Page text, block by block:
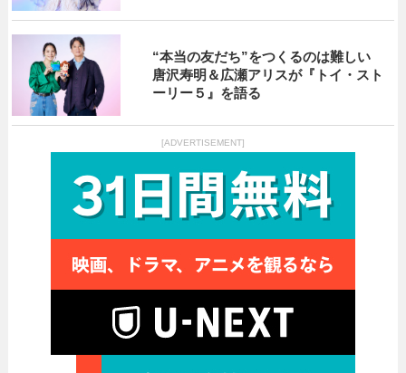
“本当の友だち”をつくるのは難しい
唐沢寿明＆広瀬アリスが『トイ・スト
ーリー５』を語る
[ADVERTISEMENT]